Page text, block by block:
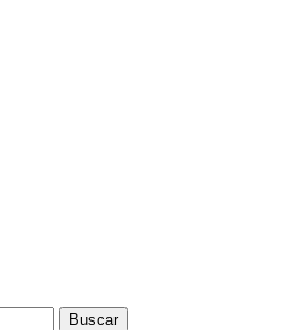
Buscar